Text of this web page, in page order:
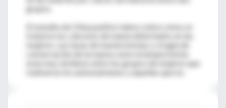
El estudio de China publicó datos sobre cómo se
mujeres. Las tasas de mastectomías y cirugía de
eran muy similares entre los grupos de mujeres que